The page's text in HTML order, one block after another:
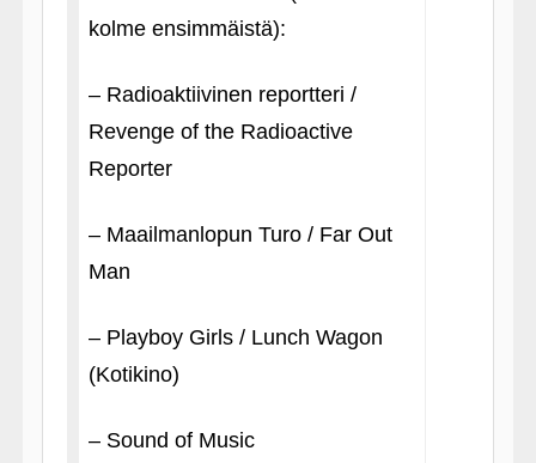
kolme ensimmäistä):
– Radioaktiivinen reportteri /
Revenge of the Radioactive
Reporter
– Maailmanlopun Turo / Far Out
Man
– Playboy Girls / Lunch Wagon
(Kotikino)
– Sound of Music